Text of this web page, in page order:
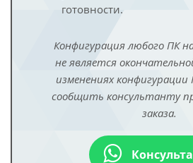
готовности.
Конфигурация любого ПК
не является
изменениях
сообщить консультанту
заказа.